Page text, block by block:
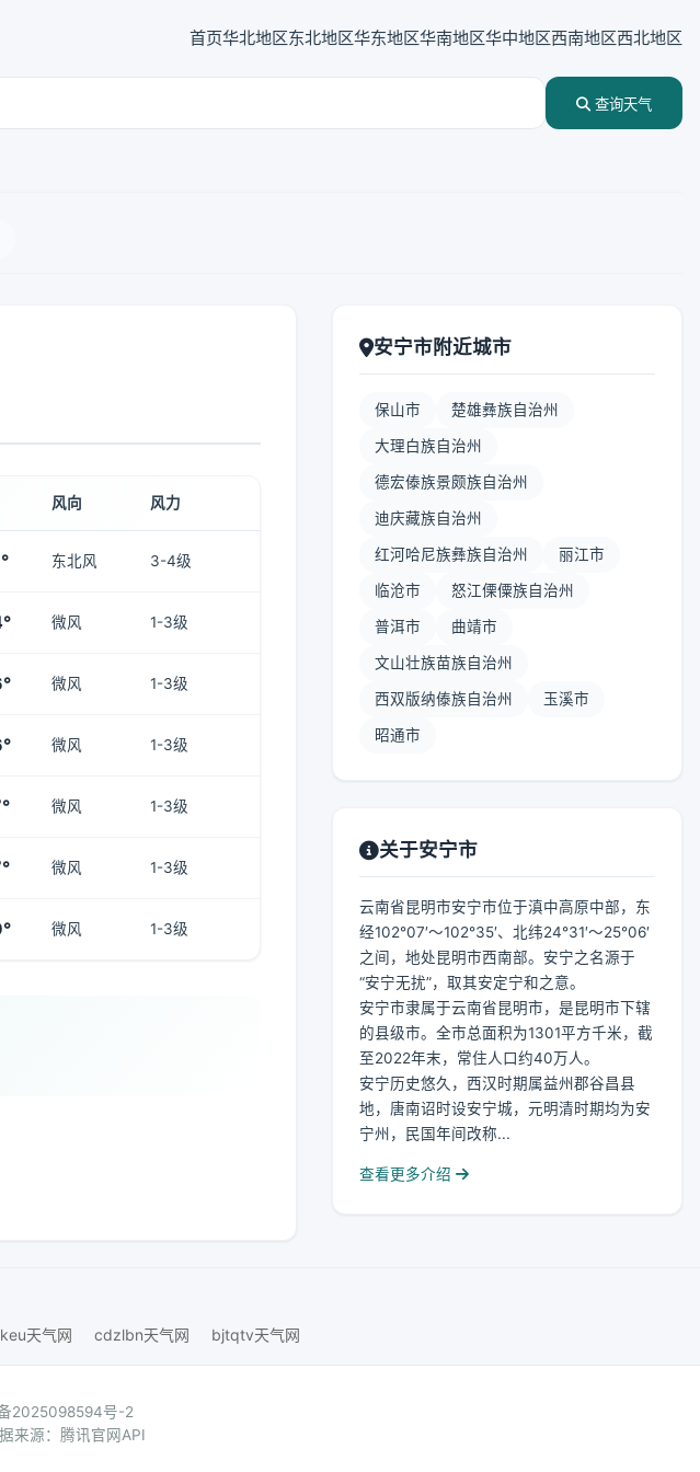
首页华北地区东北地区华东地区华南地区华中地区西南地区西北地区
查询天气
风向 风力
东北风 3-4级
微风 1-3级
微风 1-3级
微风 1-3级
微风 1-3级
微风 1-3级
微风 1-3级
安宁市附近城市
保山市 楚雄彝族自治州
大理白族自治州
德宏傣族景颇族自治州
迪庆藏族自治州
红河哈尼族彝族自治州 丽江市
临沧市 怒江傈僳族自治州
普洱市 曲靖市
文山壮族苗族自治州
西双版纳傣族自治州 玉溪市
昭通市
关于安宁市
云南省昆明市安宁市位于滇中高原中部，东
经102°07′～102°35′、北纬24°31′～25°06′
之间，地处昆明市西南部。安宁之名源于
“安宁无扰”，取其安定宁和之意。
安宁市隶属于云南省昆明市，是昆明市下辖
的县级市。全市总面积为1301平方千米，截
至2022年末，常住人口约40万人。
安宁历史悠久，西汉时期属益州郡谷昌县
地，唐南诏时设安宁城，元明清时期均为安
宁州，民国年间改称...
查看更多介绍
天气网 cdzlbn天气网 bjtqtv天气网
2025098594号-2
来源：腾讯官网API